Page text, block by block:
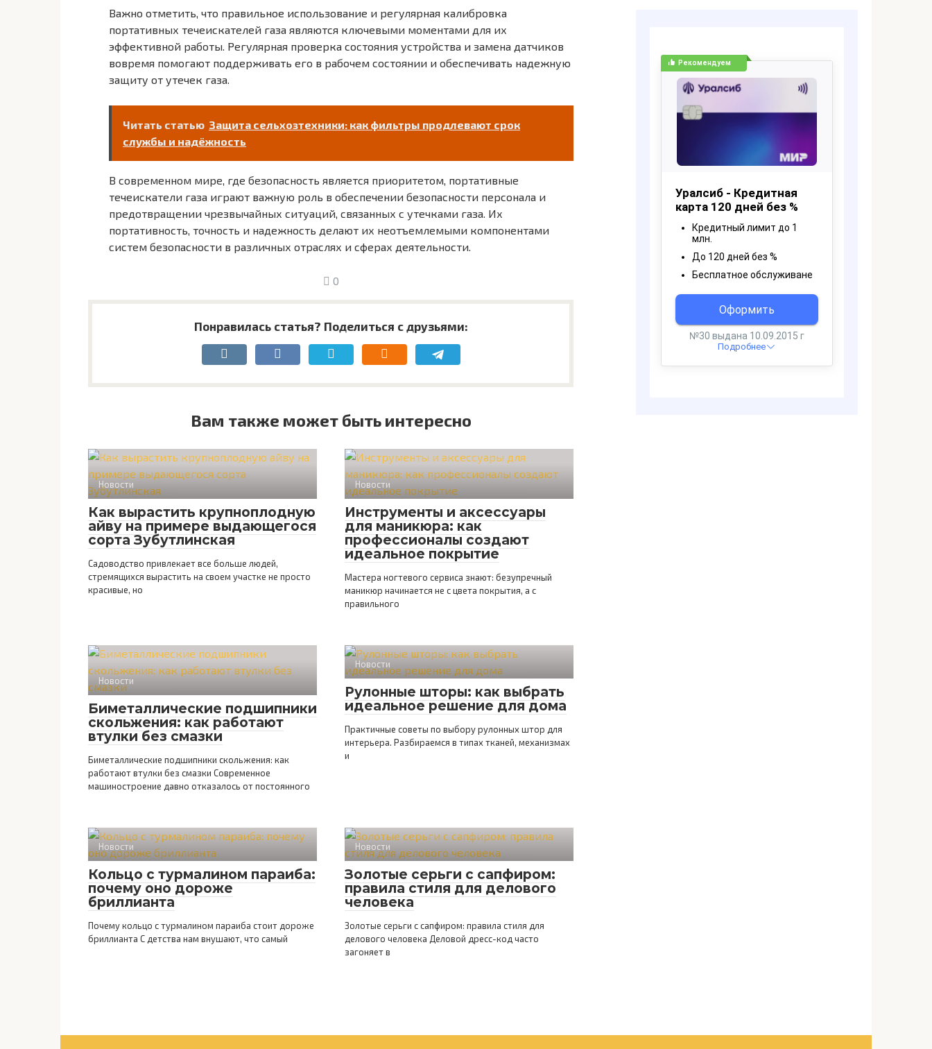
Важно отметить, что правильное использование и регулярная калибровка
портативных течеискателей газа являются ключевыми моментами для их
эффективной работы. Регулярная проверка состояния устройства и замена датчиков
вовремя помогают поддерживать его в рабочем состоянии и обеспечивать надежную
защиту от утечек газа.
Читать статью Защита сельхозтехники: как фильтры продлевают срок
службы и надёжность
В современном мире, где безопасность является приоритетом, портативные
течеискатели газа играют важную роль в обеспечении безопасности персонала и
предотвращении чрезвычайных ситуаций, связанных с утечками газа. Их
портативность, точность и надежность делают их неотъемлемыми компонентами
систем безопасности в различных отраслях и сферах деятельности.
0
Понравилась статья? Поделиться с друзьями:
Вам также может быть интересно
Новости
Как вырастить крупноплодную
айву на примере выдающегося
сорта Зубутлинская
Садоводство привлекает все больше людей,
стремящихся вырастить на своем участке не просто
красивые, но
Новости
Инструменты и аксессуары
для маникюра: как
профессионалы создают
идеальное покрытие
Мастера ногтевого сервиса знают: безупречный
маникюр начинается не с цвета покрытия, а с
правильного
Новости
Биметаллические подшипники
скольжения: как работают
втулки без смазки
Биметаллические подшипники скольжения: как
работают втулки без смазки Современное
машиностроение давно отказалось от постоянного
Новости
Рулонные шторы: как выбрать
идеальное решение для дома
Практичные советы по выбору рулонных штор для
интерьера. Разбираемся в типах тканей, механизмах
и
Новости
Кольцо с турмалином параиба:
почему оно дороже
бриллианта
Почему кольцо с турмалином параиба стоит дороже
бриллианта С детства нам внушают, что самый
Новости
Золотые серьги с сапфиром:
правила стиля для делового
человека
Золотые серьги с сапфиром: правила стиля для
делового человека Деловой дресс-код часто
загоняет в